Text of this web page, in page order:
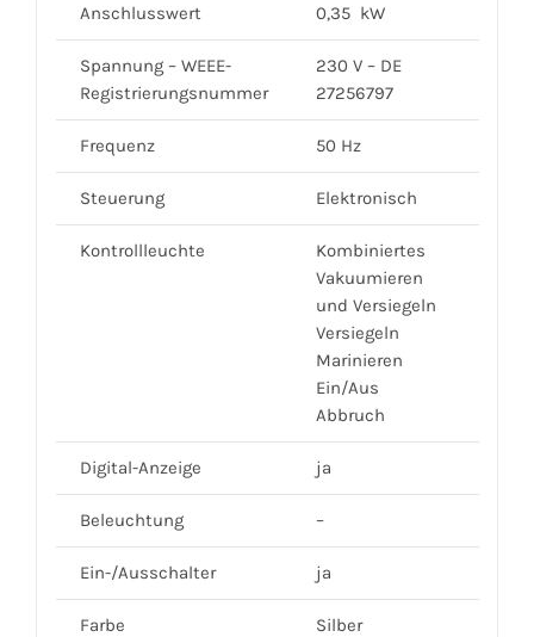
Anschlusswert 0,35 kW
Spannung – WEEE-
Registrierungsnummer
230 V – DE
27256797
Frequenz 50 Hz
Steuerung Elektronisch
Kontrollleuchte
Kombiniertes
Vakuumieren
und Versiegeln
Versiegeln
Marinieren
Ein/Aus
Abbruch
Digital-Anzeige ja
Beleuchtung –
Ein-/Ausschalter ja
Farbe
Silber